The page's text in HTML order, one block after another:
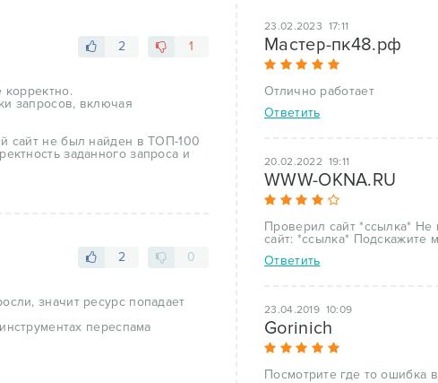
2 1
корректно.
запросов, включая
сайт не был найден в ТОП-100
заданного запроса и
2 0
значит ресурс попадает
переспама
23.02.2023 17:11
Мастер-пк48.рф
Отлично работает
Ответить
20.02.2022 19:11
WWW-OKNA.RU
Проверил сайт *ссылка* Не
сайт: *ссылка* Подскажите
Ответить
23.04.2019 10:09
Gorinich
Посмотрите где то ошибка